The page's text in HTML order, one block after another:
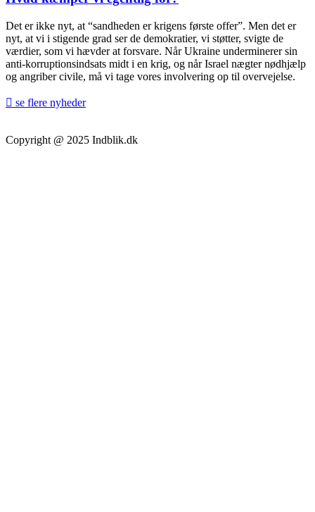
Det er ikke nyt, at “sandheden er krigens første offer”. Men det er
nyt, at vi i stigende grad ser de demokratier, vi støtter, svigte de
værdier, som vi hævder at forsvare. Når Ukraine underminerer sin
anti-korruptionsindsats midt i en krig, og når Israel nægter nødhjælp
og angriber civile, må vi tage vores involvering op til overvejelse.
se flere nyheder
Copyright @ 2025 Indblik.dk